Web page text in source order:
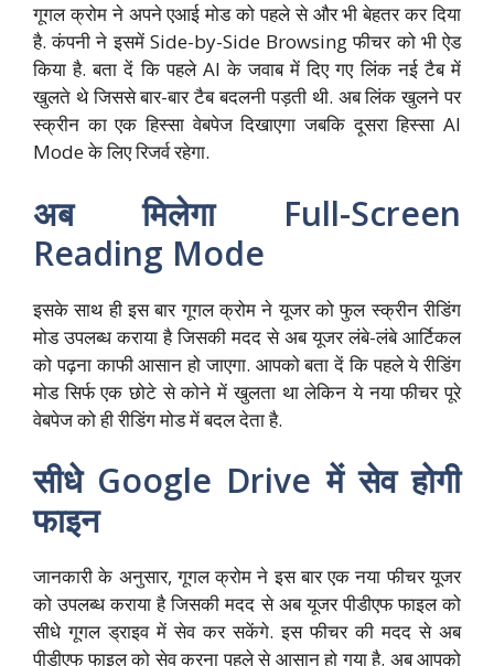
गूगल क्रोम ने अपने एआई मोड को पहले से और भी बेहतर कर दिया
है. कंपनी ने इसमें Side-by-Side Browsing फीचर को भी ऐड
किया है. बता दें कि पहले AI के जवाब में दिए गए लिंक नई टैब में
खुलते थे जिससे बार-बार टैब बदलनी पड़ती थी. अब लिंक खुलने पर
स्क्रीन का एक हिस्सा वेबपेज दिखाएगा जबकि दूसरा हिस्सा AI
Mode के लिए रिजर्व रहेगा.
अब मिलेगा Full-Screen
Reading Mode
इसके साथ ही इस बार गूगल क्रोम ने यूजर को फुल स्क्रीन रीडिंग
मोड उपलब्ध कराया है जिसकी मदद से अब यूजर लंबे-लंबे आर्टिकल
को पढ़ना काफी आसान हो जाएगा. आपको बता दें कि पहले ये रीडिंग
मोड सिर्फ एक छोटे से कोने में खुलता था लेकिन ये नया फीचर पूरे
वेबपेज को ही रीडिंग मोड में बदल देता है.
सीधे Google Drive में सेव होगी
फाइन
जानकारी के अनुसार, गूगल क्रोम ने इस बार एक नया फीचर यूजर
को उपलब्ध कराया है जिसकी मदद से अब यूजर पीडीएफ फाइल को
सीधे गूगल ड्राइव में सेव कर सकेंगे. इस फीचर की मदद से अब
पीडीएफ फाइल को सेव करना पहले से आसान हो गया है. अब आपको